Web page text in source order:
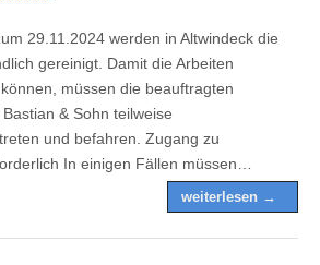
29.11.2024 werden in Altwindeck die
gereinigt. Damit die Arbeiten
müssen die beauftragten
& Sohn teilweise
und befahren. Zugang zu
In einigen Fällen müssen…
weiterlesen →